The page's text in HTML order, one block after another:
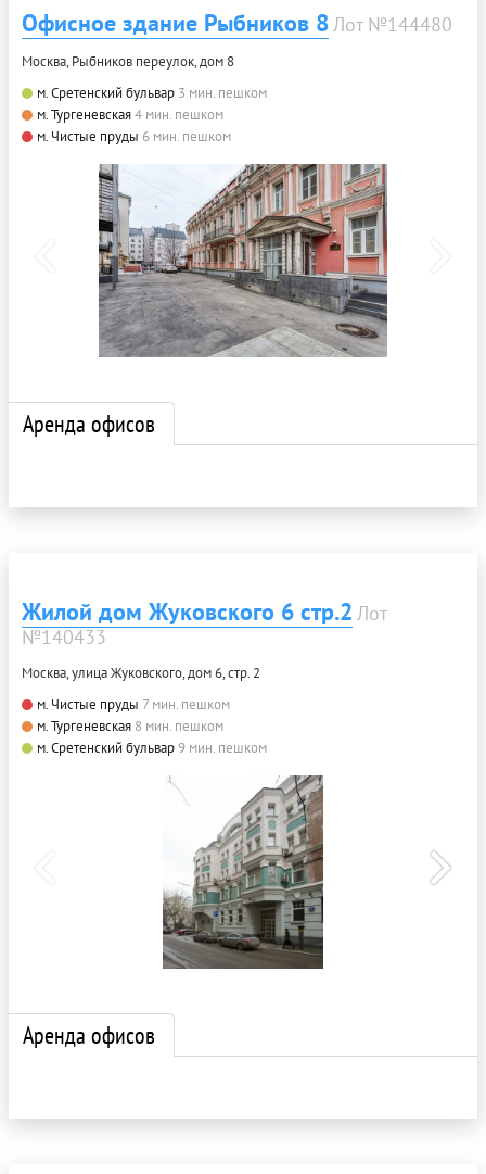
Офисное здание Рыбников 8Лот №144480
Москва, Рыбников переулок, дом 8
м. Сретенский бульвар 3 мин. пешком
м. Тургеневская4 мин. пешком
м. Чистые пруды 6 мин. пешком
Аренда офисов
Жилой дом Жуковского 6 стр.2 Лот
№140433
Москва, улица Жуковского, дом 6, стр. 2
м. Чистые пруды 7 мин. пешком
м. Тургеневская 8 мин. пешком
м. Сретенский бульвар9 мин. пешком
Аренда офисов